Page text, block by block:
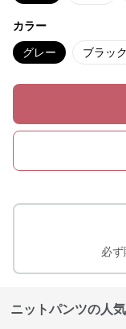
カラー
グレー ブラック
必ず
ニットパンツの人